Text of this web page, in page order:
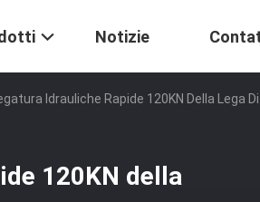
Notizie
Idrauliche Rapide 120KN Della Lega
120KN della